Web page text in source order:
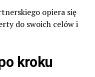
opiera się
do swoich celów i
kroku